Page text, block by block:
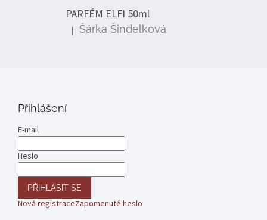
PARFÉM ELFI 50ml
Hodnocení produktu je 5 z 5 hvězdiček.
| Šárka Šindelková
Přihlášení
E-mail
Heslo
PŘIHLÁSIT SE
Nová registraceZapomenuté heslo